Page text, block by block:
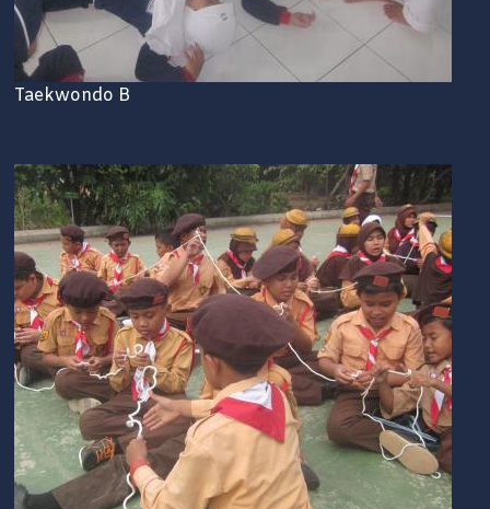
Taekwondo B